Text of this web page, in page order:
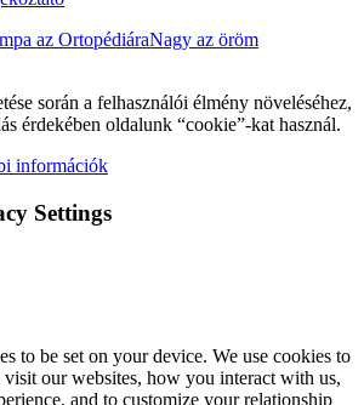
az OrtopédiáraNagy az öröm
során a felhasználói élmény növeléséhez,
érdekében oldalunk “cookie”-kat használ.
információk
Settings
to be set on your device. We use cookies to
our websites, how you interact with us,
and to customize your relationship